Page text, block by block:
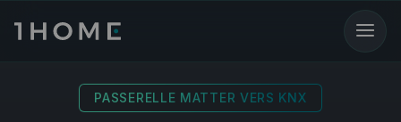
PASSERELLE MATTER VERS KNX